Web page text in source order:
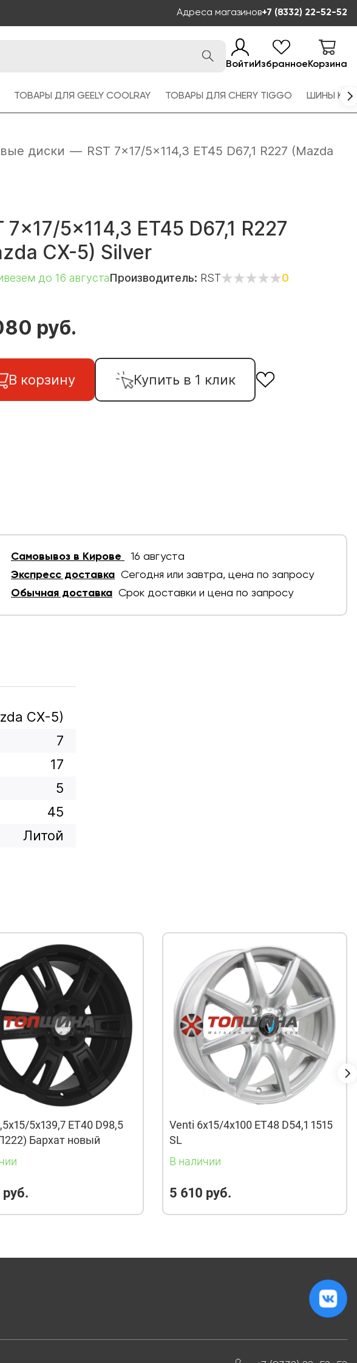
Адреса магазинов+7 (8332) 22-52-52
ВойтиИзбранноеКорзина
ТОВАРЫ ДЛЯ GEELY COOLRAY ТОВАРЫ ДЛЯ CHERY TIGGO ШИНЫ
диски — RST 7x17/5x114,3 ET45 D67,1 R227 (Mazda
7x17/5x114,3 ET45 D67,1 R227
CX-5) Silver
до 16 августаПроизводитель: RST 0
руб.
В корзину Купить в 1 клик
Самовывоз в Кирове
16 августа
Экспресс доставка Сегодня или завтра, цена по запросу
Обычная доставка Срок доставки и цена по запросу
CX-5)
7
17
5
45
Литой
5x139,7 ET40 D98,5
Бархат новый
Venti 6x15/4x100 ET48 D54,1 1515
SL
В наличии
5 610 руб.